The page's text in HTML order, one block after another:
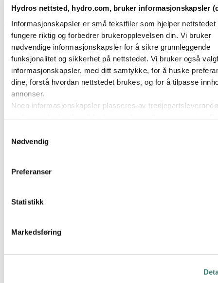
Hydros nettsted, hydro.com, bruker informasjonskapsler
Informasjonskapsler er små tekstfiler som hjelper nettstedet
fungere riktig og forbedrer brukeropplevelsen din. Vi bruker
nødvendige informasjonskapsler for å sikre grunnleggende
funksjonalitet og sikkerhet på nettstedet. Vi bruker også
informasjonskapsler, med ditt samtykke, for å huske
dine, forstå hvordan nettstedet brukes, og for å tilpasse
annonser.
Noen informasjonskapsler plasseres av
nettsted med annen informasjon du har gitt dem, eller som
personopplysningene som samles inn gjennom deres
listen over informasjonskapsler nedenfor.
Nødvendig
Preferanser
Statistikk
Markedsføring
for aluminium.
Les mer